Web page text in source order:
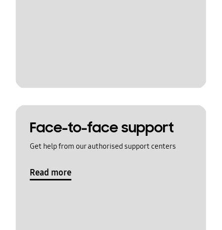
Face-to-face support
Get help from our authorised support centers
Read more